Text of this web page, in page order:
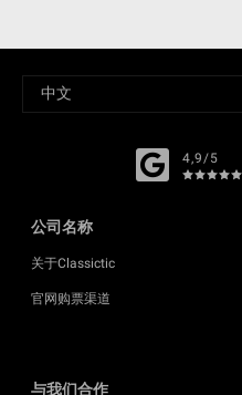
4,9/5
公司名称
关于Classictic
官网购票渠道
与我们合作